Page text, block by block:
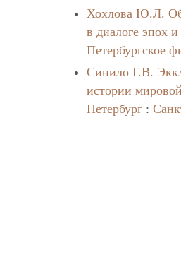
Хохлова Ю.Л.
в диалоге эпох и
Петербургское
Синило Г.В.
истории
Петербург :